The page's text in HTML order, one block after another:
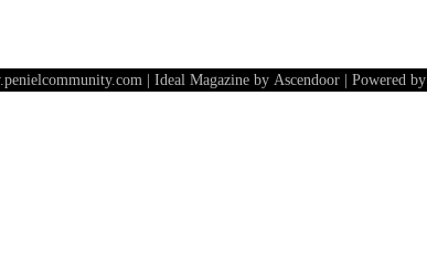
| Ideal Magazine by Ascendoor| Powered by